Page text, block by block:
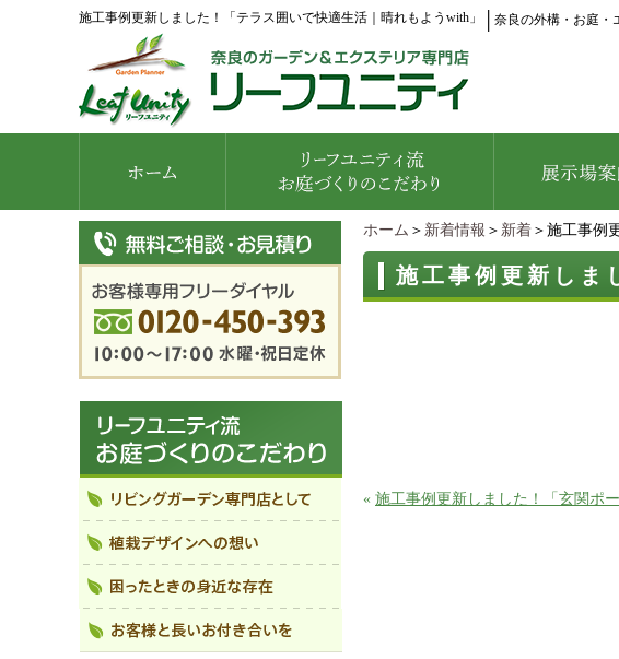
施工事例更新しました！「テラス囲いで快適生活｜晴れもようwith」 奈良の外構・お庭・
ホーム ＞ 新着情報 ＞ 新着 ＞施工事例
施工事例更新しま
« 施工事例更新しました！「玄関ポ